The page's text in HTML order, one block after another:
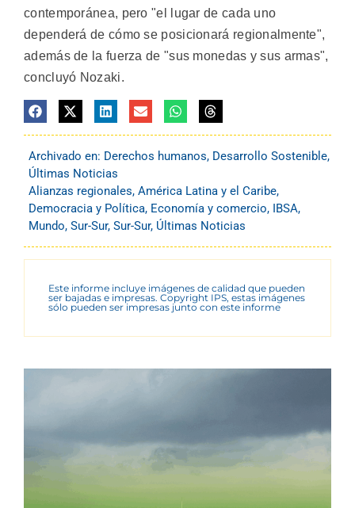
contemporánea, pero "el lugar de cada uno
dependerá de cómo se posicionará regionalmente",
además de la fuerza de "sus monedas y sus armas",
concluyó Nozaki.
Archivado en: Derechos humanos, Desarrollo Sostenible,
Últimas Noticias
Alianzas regionales, América Latina y el Caribe,
Democracia y Política, Economía y comercio, IBSA,
Mundo, Sur-Sur, Sur-Sur, Últimas Noticias
Este informe incluye imágenes de calidad que pueden
ser bajadas e impresas. Copyright IPS, estas imágenes
sólo pueden ser impresas junto con este informe